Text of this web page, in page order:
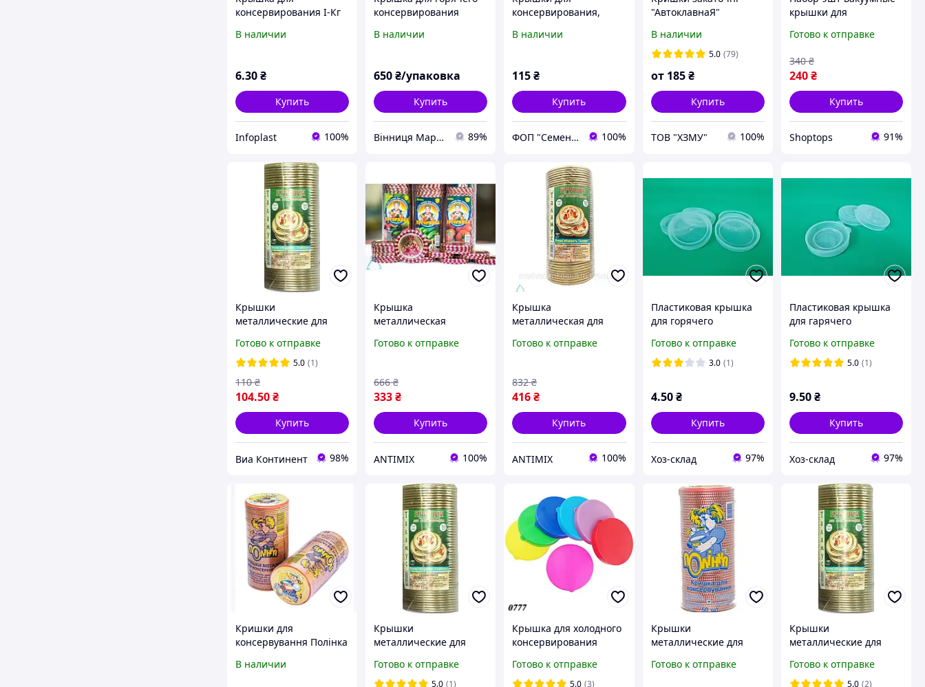
консервирования I-Кг
В наличии
6.30₴
Купить
Infoplast 100%
консервирования
В наличии
650₴/упаковка
Купить
Вінниця Маркет 89%
консервирования,
металлические,
В наличии
115₴
Купить
ФОП "Семеняка" 100%
"АвтоклавнаЯ"
В наличии
5.0 (79)
от 185 ₴
Купить
ТОВ "ХЗМУ" 100%
крышки для
VOLRO ВАКС
Готово к отправке
240₴
340 ₴
Купить
Shoptops 91%
Крышки
металлические для
Таламус 50 шт
Готово к отправке
5.0 (1)
104.50₴
110 ₴
Купить
Виа Континент 98%
Крышка
металлическая
консервирования 50
использования
герметичная защита
продуктов
Готово к отправке
333₴
666 ₴
Купить
ANTIMIX 100%
Крышка
металлическая для
Таламус лакированная
хранения продуктов
Готово к отправке
416₴
832 ₴
Купить
ANTIMIX 100%
Пластиковая крышка
для горячего
банок герметичная
многоразовая крышка,
Готово к отправке
3.0 (1)
4.50 ₴
Купить
Хоз-склад 97%
Пластиковая крышка
для гарячего
огурчиком 1 шт
Готово к отправке
5.0 (1)
9.50₴
Купить
Хоз-склад 97%
Кришки для
консервування Полінка
В наличии
Крышки
металлические для
Таламус 50 шт
Готово к отправке
5.0 (1)
Крышка для холодного
консервирования
Готово к отправке
5.0 (3)
Крышки
металлические для
Полинка 50 шт
Готово к отправке
Крышки
металлические для
Таламус 50 шт
Готово к отправке
5.0 (2)